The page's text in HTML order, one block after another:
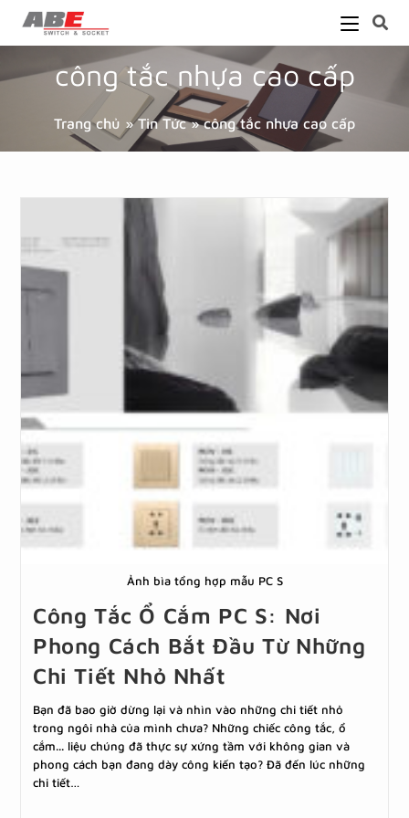
công tắc nhựa cao cấp
Trang chủ »Tin Tức»công tắc nhựa cao cấp
Ảnh bìa tổng hợp mẫu PC S
Công Tắc Ổ Cắm PC S: Nơi
Phong Cách Bắt Đầu Từ Những
Chi Tiết Nhỏ Nhất
Bạn đã bao giờ dừng lại và nhìn vào những chi tiết nhỏ
trong ngôi nhà của mình chưa? Những chiếc công tắc, ổ
cắm... liệu chúng đã thực sự xứng tầm với không gian và
phong cách bạn đang dày công kiến tạo? Đã đến lúc những
chi tiết…